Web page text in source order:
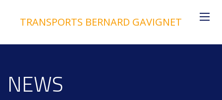
TRANSPORTS BERNARD GAVIGNET
NEWS